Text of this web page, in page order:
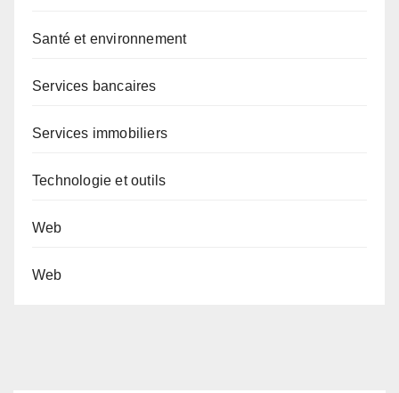
Santé et environnement
Services bancaires
Services immobiliers
Technologie et outils
Web
Web